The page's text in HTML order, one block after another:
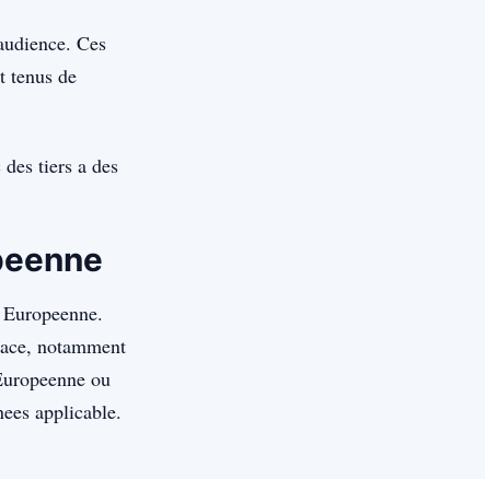
Ces
tenus de
tiers a des
notamment
ou
applicable.